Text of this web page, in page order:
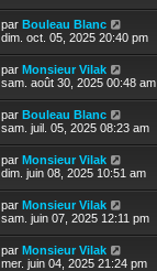
par Bouleau Blanc
dim. oct. 05, 2025 20:40 pm
par Monsieur Vilak
sam. août 30, 2025 00:48 am
par Bouleau Blanc
sam. juil. 05, 2025 08:23 am
par Monsieur Vilak
dim. juin 08, 2025 10:51 am
par Monsieur Vilak
sam. juin 07, 2025 12:11 pm
par Monsieur Vilak
mer. juin 04, 2025 21:24 pm